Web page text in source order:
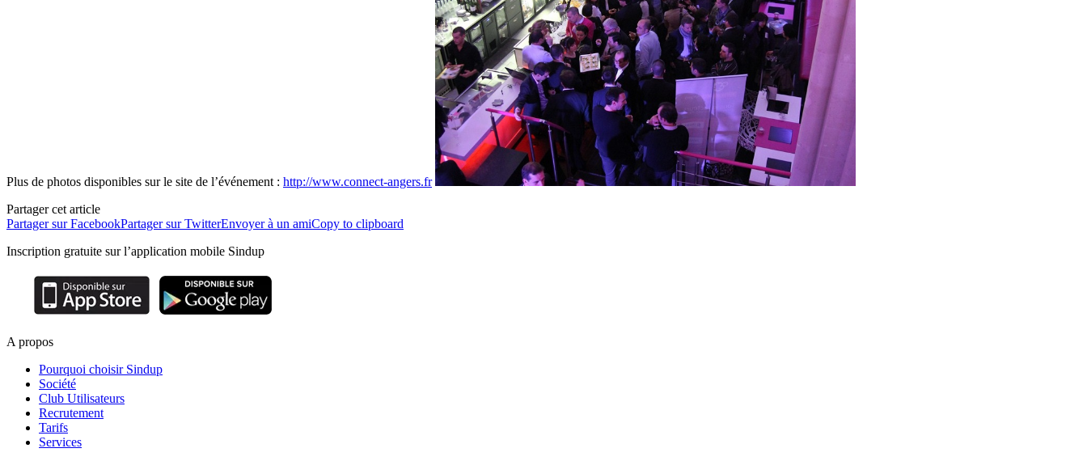
Plus de photos disponibles sur le site de l’événement : http://www.connect-angers.fr
Partager cet article
Partager sur FacebookPartager sur TwitterEnvoyer à un amiCopy to clipboard
Inscription gratuite sur l’application mobile Sindup
A propos
Pourquoi choisir Sindup
Société
Club Utilisateurs
Recrutement
Tarifs
Services